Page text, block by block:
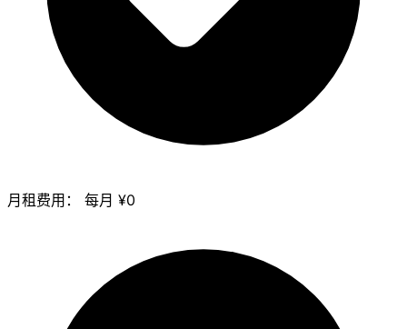
月租费用： 每月 ¥0